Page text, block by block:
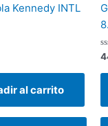
Kennedy INTL
al carrito
0